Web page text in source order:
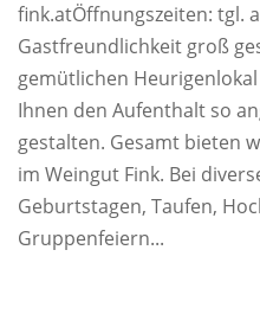
fink.atÖffnungszeiten: tgl.
Gastfreundlichkeit groß
gemütlichen
Ihnen den Aufenthalt so
gestalten. Gesamt bieten
im Weingut Fink. Bei
Geburtstagen, Taufen,
Gruppenfeiern...